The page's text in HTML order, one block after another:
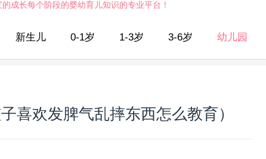
成长每个阶段的婴幼育儿知识的专业平台！
新生儿 0-1岁 1-3岁 3-6岁 幼儿园
喜欢发脾气乱摔东西怎么教育）